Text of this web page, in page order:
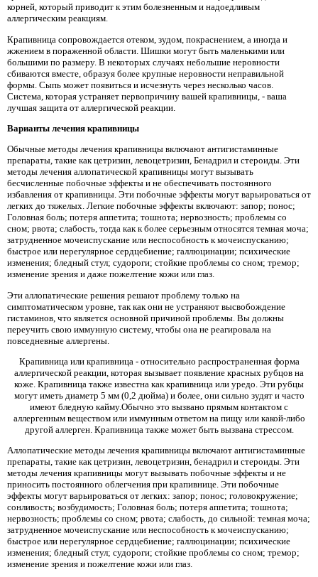
корней, который приводит к этим болезненным и надоедливым
аллергическим реакциям.
Крапивница сопровождается отеком, зудом, покраснением, а иногда и
жжением в пораженной области. Шишки могут быть маленькими или
большими по размеру. В некоторых случаях небольшие неровности
сбиваются вместе, образуя более крупные неровности неправильной
формы. Сыпь может появиться и исчезнуть через несколько часов.
Система, которая устраняет первопричину вашей крапивницы, - ваша
лучшая защита от аллергической реакции.
Варианты лечения крапивницы
Обычные методы лечения крапивницы включают антигистаминные
препараты, такие как цетризин, левоцетризин, Бенадрил и стероиды. Эти
методы лечения аллопатической крапивницы могут вызывать
бесчисленные побочные эффекты и не обеспечивать постоянного
избавления от крапивницы. Эти побочные эффекты могут варьироваться от
легких до тяжелых. Легкие побочные эффекты включают: запор; понос;
Головная боль; потеря аппетита; тошнота; нервозность; проблемы со
сном; рвота; слабость, тогда как к более серьезным относятся темная моча;
затрудненное мочеиспускание или неспособность к мочеиспусканию;
быстрое или нерегулярное сердцебиение; галлюцинации; психические
изменения; бледный стул; судороги; стойкие проблемы со сном; тремор;
изменение зрения и даже пожелтение кожи или глаз.
Эти аллопатические решения решают проблему только на
симптоматическом уровне, так как они не устраняют высвобождение
гистаминов, что является основной причиной проблемы. Вы должны
переучить свою иммунную систему, чтобы она не реагировала на
повседневные аллергены.
Крапивница или крапивница - относительно распространенная форма
аллергической реакции, которая вызывает появление красных рубцов на
коже. Крапивница также известна как крапивница или уредо. Эти рубцы
могут иметь диаметр 5 мм (0,2 дюйма) и более, они сильно зудят и часто
имеют бледную кайму.Обычно это вызвано прямым контактом с
аллергенным веществом или иммунным ответом на пищу или какой-либо
другой аллерген. Крапивница также может быть вызвана стрессом.
Аллопатические методы лечения крапивницы включают антигистаминные
препараты, такие как цетризин, левоцетризин, бенадрил и стероиды. Эти
методы лечения крапивницы могут вызывать побочные эффекты и не
приносить постоянного облегчения при крапивнице. Эти побочные
эффекты могут варьироваться от легких: запор; понос; головокружение;
сонливость; возбудимость; Головная боль; потеря аппетита; тошнота;
нервозность; проблемы со сном; рвота; слабость, до сильной: темная моча;
затрудненное мочеиспускание или неспособность к мочеиспусканию;
быстрое или нерегулярное сердцебиение; галлюцинации; психические
изменения; бледный стул; судороги; стойкие проблемы со сном; тремор;
изменение зрения и пожелтение кожи или глаз.